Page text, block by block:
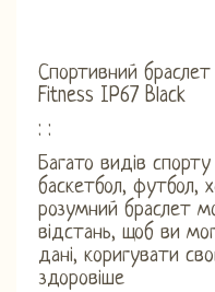
Спортивний браслет
Fitness IP67 Black
: :
Багато видів
баскетбол, футбол,
розумний браслет
відстань, щоб ви
дані, коригувати
здоровіше